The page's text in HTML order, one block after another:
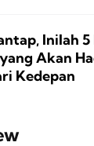
Inilah
yang Akan
Kedepan